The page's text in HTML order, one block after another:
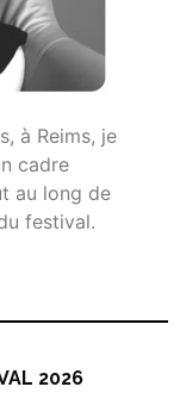
à Reims, je
cadre
au long de
festival.
2026